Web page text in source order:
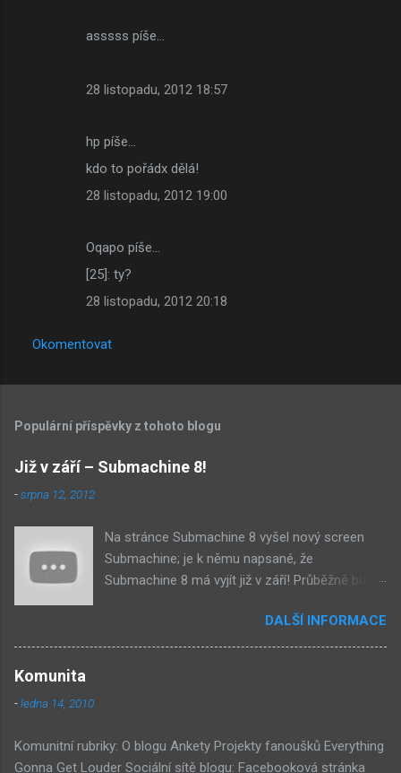
asssss píše…
28 listopadu, 2012 18:57
hp píše…
kdo to pořádx dělá!
28 listopadu, 2012 19:00
Oqapo píše…
[25]: ty?
28 listopadu, 2012 20:18
Okomentovat
Populární příspěvky z tohoto blogu
Již v září – Submachine 8!
-srpna 12, 2012
Na stránce Submachine 8 vyšel nový screen
Submachine; je k němu napsané, že
Submachine 8 má vyjít již v září! Průběžně budu
zveřejněný materiál ze Submachine 8. Zvukové
pozadí menu. První screen, který se na stránce
v DaymareTown 1 ( stránka sub8 ) Screen, který
DALŠÍ INFORMACE
Komunita
-ledna 14, 2010
Komunitní rubriky: O blogu Ankety Projekty fanoušků Everything
Gonna Get Louder Sociální sítě blogu: Facebooková stránka